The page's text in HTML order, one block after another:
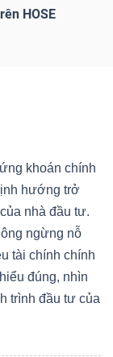
HOSE
khoán chính
hướng trở
nhà đầu tư.
ngừng nỗ
tài chính chính
đúng, nhìn
trình đầu tư của